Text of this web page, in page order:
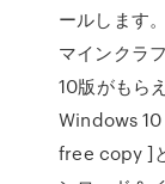
ールします
マインクラ
10版がもら
Windows
free copy ]